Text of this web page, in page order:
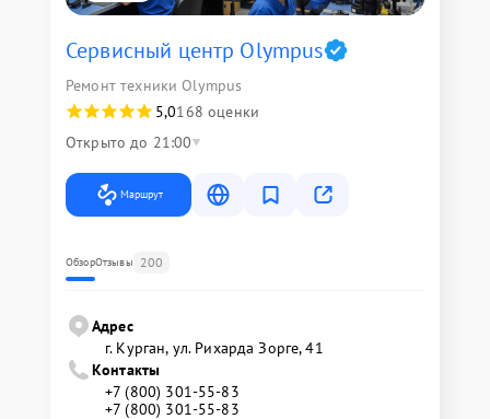
Сервисный центр Olympus
Ремонт техники Olympus
5,0168 оценки
Открыто до 21:00
Маршрут
ОбзорОтзывы 200
Адрес
г. Курган, ул. Рихарда Зорге, 41
Контакты
+7 (800) 301-55-83
+7 (800) 301-55-83